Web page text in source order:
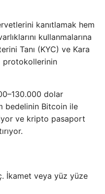
kanıtlamak hem
kullanmalarına
Tanı (KYC) ve Kara
protokollerinin
dolar
bedelinin Bitcoin ile
ve kripto pasaport
İkamet veya yüz yüze